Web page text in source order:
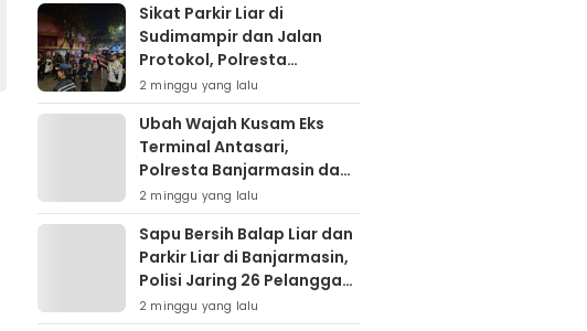
Sikat Parkir Liar di
Sudimampir dan Jalan
Protokol, Polresta
Banjarmasin Mobilisasi
Tim Gabungan
2 minggu yang lalu
Ubah Wajah Kusam Eks
Terminal Antasari,
Polresta Banjarmasin dan
Warga Sapu Bersih
Tumpukan Sampah
2 minggu yang lalu
Sapu Bersih Balap Liar dan
Parkir Liar di Banjarmasin,
Polisi Jaring 26 Pelanggar
dalam Semalam
2 minggu yang lalu